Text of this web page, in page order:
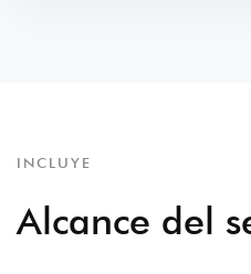
INCLUYE
Alcance del